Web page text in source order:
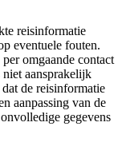
reisinformatie
eventuele fouten.
omgaande contact
aansprakelijk
de reisinformatie
aanpassing van de
gegevens